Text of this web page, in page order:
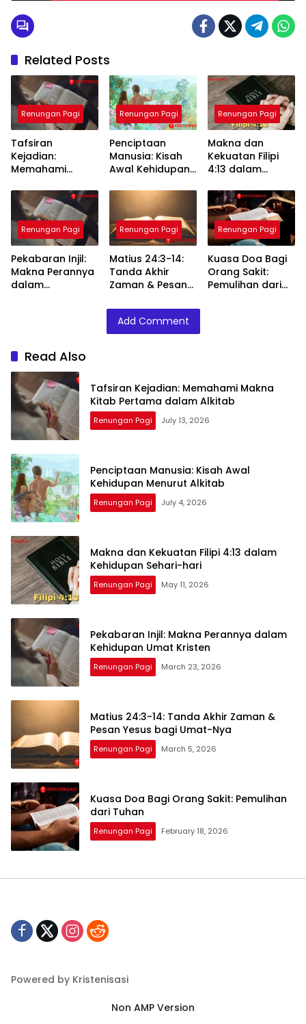
Related Posts
Renungan Pagi
Tafsiran
Kejadian:
Memahami
Pertama dalam
Alkitab
Renungan Pagi
Penciptaan
Manusia: Kisah
Awal Kehidupan
Renungan Pagi
Makna dan
Kekuatan Filipi
4:13 dalam
Sehari-hari
Renungan Pagi
Pekabaran Injil:
Makna Perannya
dalam
Renungan Pagi
Matius 24:3-14:
Tanda Akhir
Zaman & Pesan
Umat-Nya
Renungan Pagi
Kuasa Doa Bagi
Orang Sakit:
Pemulihan dari
Add Comment
Read Also
Tafsiran Kejadian: Memahami Makna
Kitab Pertama dalam Alkitab
Renungan Pagi July 13, 2026
Penciptaan Manusia: Kisah Awal
Kehidupan Menurut Alkitab
Renungan Pagi July 4, 2026
Makna dan Kekuatan Filipi 4:13 dalam
Kehidupan Sehari-hari
Renungan Pagi May 11, 2026
Pekabaran Injil: Makna Perannya dalam
Kehidupan Umat Kristen
Renungan Pagi March 23, 2026
Matius 24:3-14: Tanda Akhir Zaman &
Pesan Yesus bagi Umat-Nya
Renungan Pagi March 5, 2026
Kuasa Doa Bagi Orang Sakit: Pemulihan
dari Tuhan
Renungan Pagi February 18, 2026
Powered by Kristenisasi
Non AMP Version